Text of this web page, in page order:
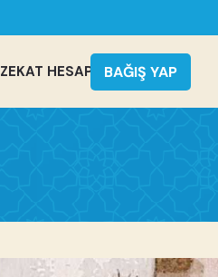
ZEKAT HESAPLABAĞIŞ YAP